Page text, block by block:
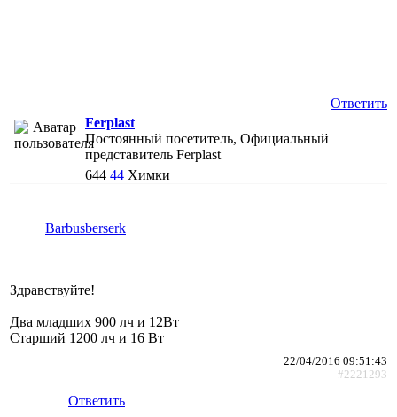
Ответить
Ferplast
Постоянный посетитель, Официальный
представитель Ferplast
644 44 Химки
Barbusberserk
Здравствуйте!
Два младших 900 лч и 12Вт
Старший 1200 лч и 16 Вт
22/04/2016 09:51:43
#2221293
Ответить